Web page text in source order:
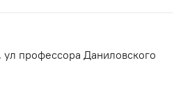
ул профессора Даниловского